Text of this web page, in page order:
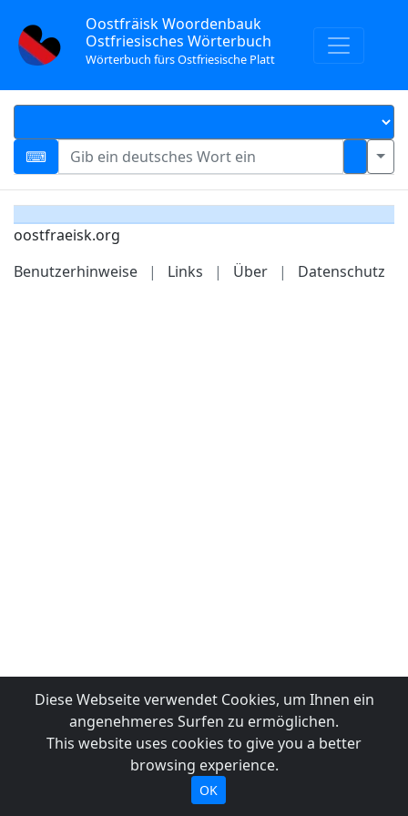
Oostfräisk Woordenbauk
Ostfriesisches Wörterbuch
Wörterbuch fürs Ostfriesische Platt
oostfraeisk.org
Benutzerhinweise
| Links | Über | Datenschutz
Diese Webseite verwendet Cookies, um Ihnen ein
angenehmeres Surfen zu ermöglichen.
This website uses cookies to give you a better
browsing experience.
OK